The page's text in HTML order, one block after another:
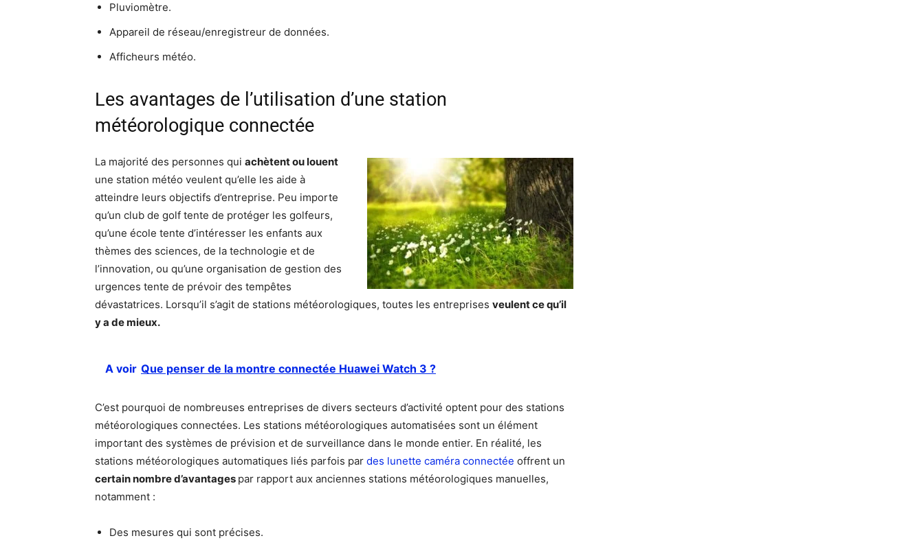
Pluviomètre.
Appareil de réseau/enregistreur de données.
Afficheurs météo.
Les avantages de l’utilisation d’une station
météorologique connectée
La majorité des personnes qui achètent ou louent
une station météo veulent qu’elle les aide à
atteindre leurs objectifs d’entreprise. Peu importe
qu’un club de golf tente de protéger les golfeurs,
qu’une école tente d’intéresser les enfants aux
thèmes des sciences, de la technologie et de
l’innovation, ou qu’une organisation de gestion des
urgences tente de prévoir des tempêtes
dévastatrices. Lorsqu’il s’agit de stations météorologiques, toutes les entreprises veulent ce qu’il
y a de mieux.
A voir Que penser de la montre connectée Huawei Watch 3 ?
C’est pourquoi de nombreuses entreprises de divers secteurs d’activité optent pour des stations
météorologiques connectées. Les stations météorologiques automatisées sont un élément
important des systèmes de prévision et de surveillance dans le monde entier. En réalité, les
stations météorologiques automatiques liés parfois par des lunette caméra connectée offrent un
certain nombre d’avantages par rapport aux anciennes stations météorologiques manuelles,
notamment :
Des mesures qui sont précises.